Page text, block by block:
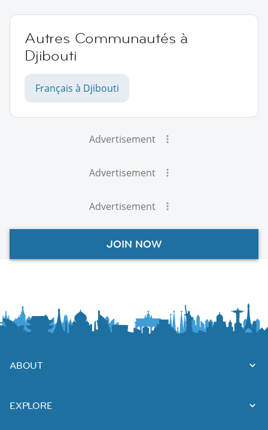
Autres Communautés à
Djibouti
Français à Djibouti
Advertisement
Advertisement
Advertisement
JOIN NOW
ABOUT
EXPLORE